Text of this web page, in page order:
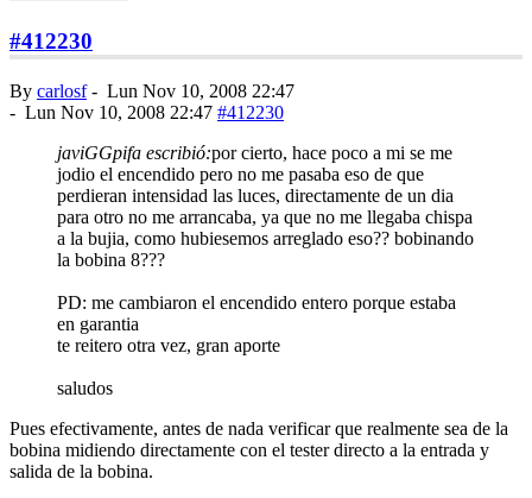
#412230
By carlosf- Lun Nov 10, 2008 22:47
- Lun Nov 10, 2008 22:47 #412230
javiGGpifa escribió:por cierto, hace poco a mi se me
jodio el encendido pero no me pasaba eso de que
perdieran intensidad las luces, directamente de un dia
para otro no me arrancaba, ya que no me llegaba chispa
a la bujia, como hubiesemos arreglado eso?? bobinando
la bobina 8???
PD: me cambiaron el encendido entero porque estaba
en garantia
te reitero otra vez, gran aporte
saludos
Pues efectivamente, antes de nada verificar que realmente sea de la
bobina midiendo directamente con el tester directo a la entrada y
salida de la bobina.